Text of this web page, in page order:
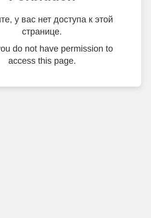
у вас нет доступа к этой
странице.
do not have permission to
access this page.